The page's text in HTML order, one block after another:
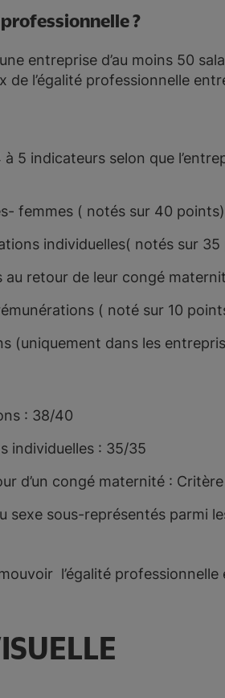
professionnelle ?
entreprise d’au moins 50
de l’égalité professionnelle
à 5 indicateurs selon que
femmes ( notés sur 40 points)
individuelles( notés sur 35
au retour de leur congé
( noté sur 10
(uniquement dans les
: 38/40
individuelles : 35/35
d’un congé maternité :
sexe sous-représentés parmi
l’égalité